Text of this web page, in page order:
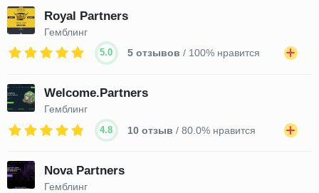
Royal Partners
Гемблинг
5.0 5 отзывов / 100% нравится
Welcome.Partners
Гемблинг
4.8 10 отзыв / 80.0% нравится
Nova Partners
Гемблинг